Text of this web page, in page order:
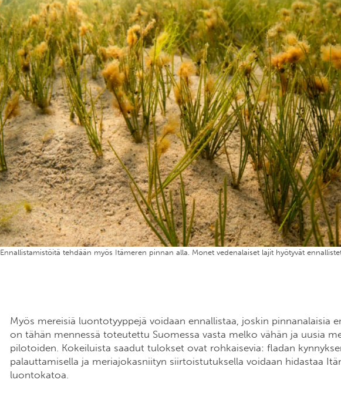
Ennallistamistöitä tehdään myös Itämeren pinnan alla. Monet vedenalaiset lajit hyötyvät
Myös mereisiä luontotyyppejä voidaan ennallistaa, joskin pinnanalaisia
on tähän mennessä toteutettu Suomessa vasta melko vähän ja uusia
pilotoiden. Kokeiluista saadut tulokset ovat rohkaisevia: fladan
palauttamisella ja meriajokasniityn siirtoistutuksella voidaan hidastaa
luontokatoa.